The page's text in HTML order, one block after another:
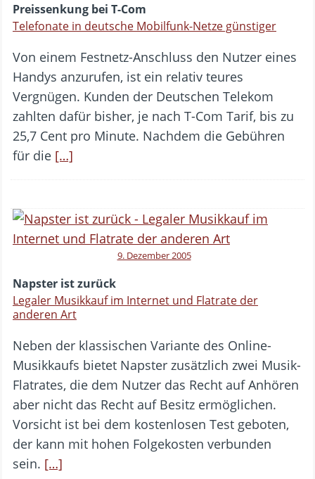
Preissenkung bei T-Com
Telefonate in deutsche Mobilfunk-Netze günstiger
Von einem Festnetz-Anschluss den Nutzer eines
Handys anzurufen, ist ein relativ teures
Vergnügen. Kunden der Deutschen Telekom
zahlten dafür bisher, je nach T-Com Tarif, bis zu
25,7 Cent pro Minute. Nachdem die Gebühren
für die […]
9. Dezember 2005
Napster ist zurück
Legaler Musikkauf im Internet und Flatrate der
anderen Art
Neben der klassischen Variante des Online-
Musikkaufs bietet Napster zusätzlich zwei Musik-
Flatrates, die dem Nutzer das Recht auf Anhören
aber nicht das Recht auf Besitz ermöglichen.
Vorsicht ist bei dem kostenlosen Test geboten,
der kann mit hohen Folgekosten verbunden
sein. […]